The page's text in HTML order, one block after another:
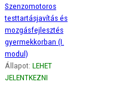
Szenzomotoros
testtartásjavítás és
mozgásfejlesztés
gyermekkorban (I.
modul)
Állapot: LEHET
JELENTKEZNI